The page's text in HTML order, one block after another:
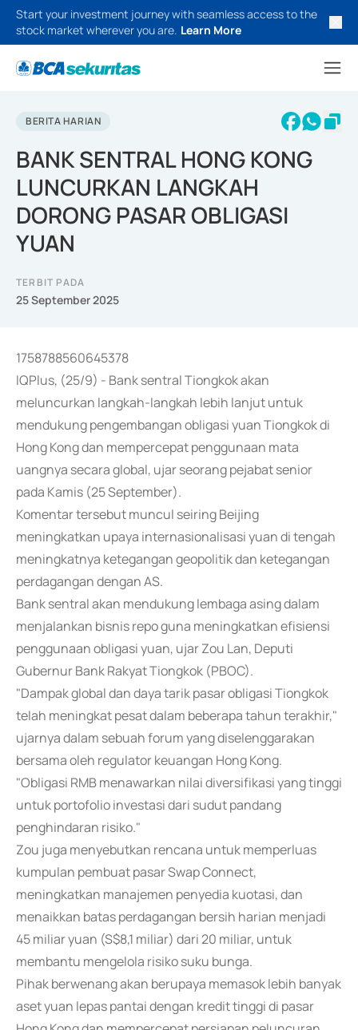
Start your investment journey with seamless access to the
stock market wherever you are. Learn More
BERITA HARIAN
BANK SENTRAL HONG KONG
LUNCURKAN LANGKAH
DORONG PASAR OBLIGASI
YUAN
TERBIT PADA
25 September 2025
1758788560645378
IQPlus, (25/9) - Bank sentral Tiongkok akan
meluncurkan langkah-langkah lebih lanjut untuk
mendukung pengembangan obligasi yuan Tiongkok di
Hong Kong dan mempercepat penggunaan mata
uangnya secara global, ujar seorang pejabat senior
pada Kamis (25 September).
Komentar tersebut muncul seiring Beijing
meningkatkan upaya internasionalisasi yuan di tengah
meningkatnya ketegangan geopolitik dan ketegangan
perdagangan dengan AS.
Bank sentral akan mendukung lembaga asing dalam
menjalankan bisnis repo guna meningkatkan efisiensi
penggunaan obligasi yuan, ujar Zou Lan, Deputi
Gubernur Bank Rakyat Tiongkok (PBOC).
"Dampak global dan daya tarik pasar obligasi Tiongkok
telah meningkat pesat dalam beberapa tahun terakhir,"
ujarnya dalam sebuah forum yang diselenggarakan
bersama oleh regulator keuangan Hong Kong.
"Obligasi RMB menawarkan nilai diversifikasi yang tinggi
untuk portofolio investasi dari sudut pandang
penghindaran risiko."
Zou juga menyebutkan rencana untuk memperluas
kumpulan pembuat pasar Swap Connect,
meningkatkan manajemen penyedia kuotasi, dan
menaikkan batas perdagangan bersih harian menjadi
45 miliar yuan (S$8,1 miliar) dari 20 miliar, untuk
membantu mengelola risiko suku bunga.
Pihak berwenang akan berupaya memasok lebih banyak
aset yuan lepas pantai dengan kredit tinggi di pasar